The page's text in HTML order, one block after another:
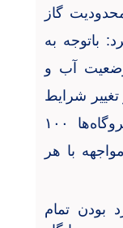
گاز
باتوجه به
آب و
تغییر شرایط
جوی ذخایر صورت گرفته و نیروگاه‌ها ۱۰۰
با هر
بودن تمام